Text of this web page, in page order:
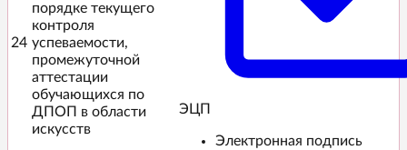
24
порядке текущего
контроля
успеваемости,
промежуточной
аттестации
обучающихся по
ДПОП в области
искусств
ЭЦП️
Электронная подпись